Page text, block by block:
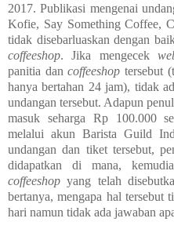
2017. Publikasi mengenai
Kofie, Say Something Coffee,
tidak disebarluaskan dengan
coffeeshop. Jika mengecek
panitia dancoffeeshoptersebut
hanya bertahan 24 jam), tidak
undangan tersebut. Adapun
masuk seharga Rp 100.000
melalui akun Barista Guild
undangan dan tiket tersebut,
didapatkan di mana,
coffeeshop yang telah
bertanya, mengapa hal tersebut
hari namun tidak ada jawaban